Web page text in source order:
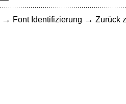
→ Font Identifizierung → Zurück